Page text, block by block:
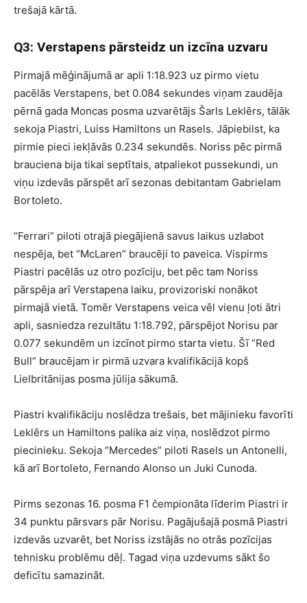
trešajā kārtā.
Q3: Verstapens pārsteidz un izcīna uzvaru
Pirmajā mēģinājumā ar apli 1:18.923 uz pirmo vietu
pacēlās Verstapens, bet 0.084 sekundes viņam zaudēja
pērnā gada Moncas posma uzvarētājs Šarls Leklērs, tālāk
sekoja Piastri, Luiss Hamiltons un Rasels. Jāpiebilst, ka
pirmie pieci iekļāvās 0.234 sekundēs. Noriss pēc pirmā
brauciena bija tikai septītais, atpaliekot pussekundi, un
viņu izdevās pārspēt arī sezonas debitantam Gabrielam
Bortoleto.
“Ferrari” piloti otrajā piegājienā savus laikus uzlabot
nespēja, bet “McLaren” braucēji to paveica. Vispirms
Piastri pacēlās uz otro pozīciju, bet pēc tam Noriss
pārspēja arī Verstapena laiku, provizoriski nonākot
pirmajā vietā. Tomēr Verstapens veica vēl vienu ļoti ātri
apli, sasniedza rezultātu 1:18.792, pārspējot Norisu par
0.077 sekundēm un izcīnot pirmo starta vietu. Šī “Red
Bull” braucējam ir pirmā uzvara kvalifikācijā kopš
Lielbritānijas posma jūlija sākumā.
Piastri kvalifikāciju noslēdza trešais, bet mājinieku favorīti
Leklērs un Hamiltons palika aiz viņa, noslēdzot pirmo
piecinieku. Sekoja “Mercedes” piloti Rasels un Antonelli,
kā arī Bortoleto, Fernando Alonso un Juki Cunoda.
Pirms sezonas 16. posma F1 čempionāta līderim Piastri ir
34 punktu pārsvars pār Norisu. Pagājušajā posmā Piastri
izdevās uzvarēt, bet Noriss izstājās no otrās pozīcijas
tehnisku problēmu dēļ. Tagad viņa uzdevums sākt šo
deficītu samazināt.